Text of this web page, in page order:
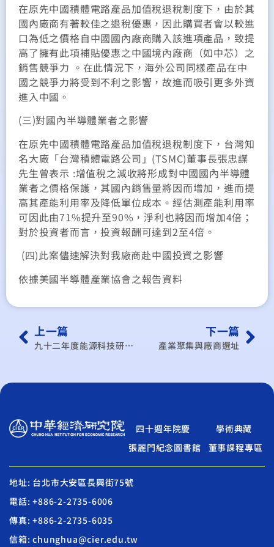
在原先中國積體電路產品加值稅退稅制度下，由於其
國內廠商有著較佳之退稅優惠，因此購買者會以較進
口為低之價格自中國國內廠商購入該進項產品，致提
高了擁有此項補貼優惠之中國境內廠商（如中芯）之
銷售競爭力 。在此情況下，海外公司同樣產品在中
國之競爭力將受到不利之影響，故進而吸引更多外資
進入中國。
(三)對國內半導體業者之影響
在原先中國積體電路產品加值稅退稅制度下，台灣知
名大廠「台灣積體電路公司」(TSMC)董事長張忠謀
先生曾表示 :增值稅之減收將形成對中國國內半導體
業者之價格保護，其國內銷售量將因而增加，進而提
高其產能利用率及降低單位成本。經估測產能利用率
可因此由71%提升至90%，淨利也將因而增加4倍；
對於投資者而言，投資報酬可達到2至4倍。
(四)此案儘速解決對我廠商赴中國投資之影響
依據美國半導體產業協會之報告資料
上一篇
九十二年度能源科技研究計畫成果評估
下一篇
產業聚集與廠商選址
四十週年院慶
學術典藏
張麗門紀念圖書館
董事課程專區
地址: 台北市大安區長興街75號
電話: +886-2-2735-6006
傳真: +886-2-2735-6035
信箱: chunghua@cier.edu.tw